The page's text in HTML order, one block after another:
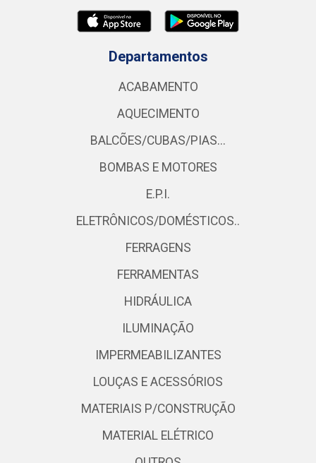
Departamentos
ACABAMENTO
AQUECIMENTO
BALCÕES/CUBAS/PIAS...
BOMBAS E MOTORES
E.P.I.
ELETRÔNICOS/DOMÉSTICOS..
FERRAGENS
FERRAMENTAS
HIDRÁULICA
ILUMINAÇÃO
IMPERMEABILIZANTES
LOUÇAS E ACESSÓRIOS
MATERIAIS P/CONSTRUÇÃO
MATERIAL ELÉTRICO